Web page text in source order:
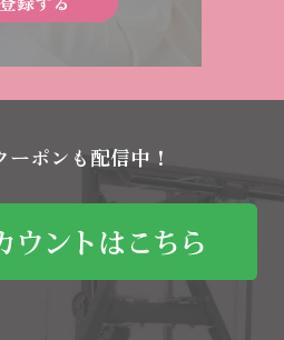
ポンも配信中！